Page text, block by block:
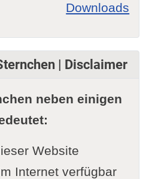
Downloads
| Disclaimer
neben einigen
Website
Internet verfügbar